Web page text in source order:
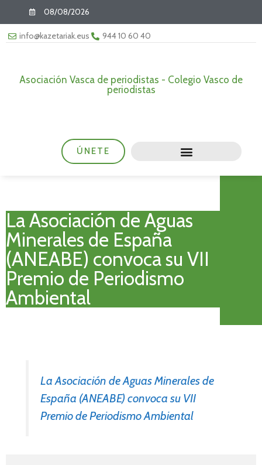
08/08/2026
info@kazetariak.eus 944 10 60 40
Asociación Vasca de periodistas - Colegio Vasco de
periodistas
ÚNETE
La Asociación de Aguas
Minerales de España
(ANEABE) convoca su VII
Premio de Periodismo
Ambiental
La Asociación de Aguas Minerales de
España (ANEABE) convoca su VII
Premio de Periodismo Ambiental